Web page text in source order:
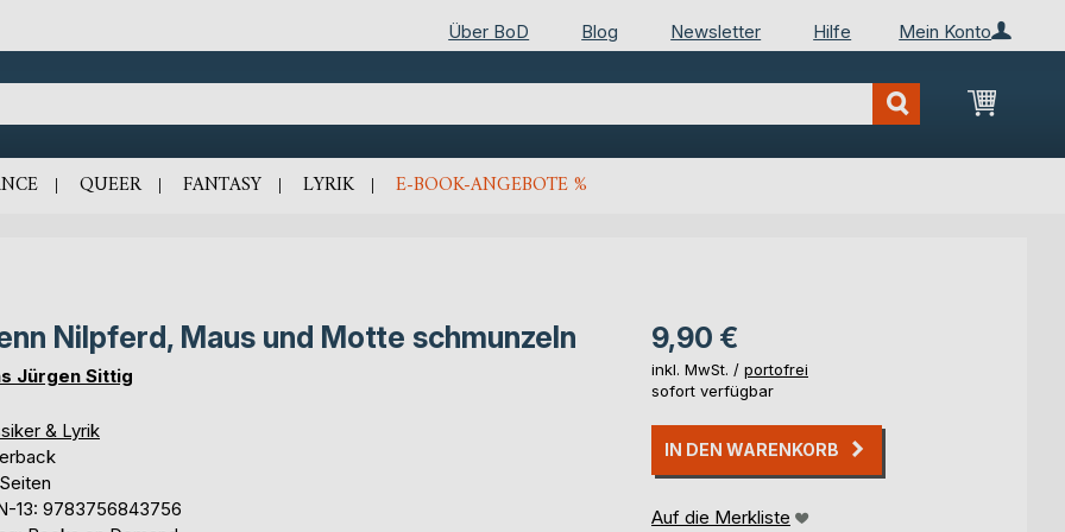
Mein Konto
Über BoD Blog Newsletter Hilfe
Mein
QUEER FANTASY LYRIK E-BOOK-ANGEBOTE %
Nilpferd, Maus und Motte schmunzeln
Jürgen Sittig
& Lyrik
13: 9783756843756
9,90 €
inkl. MwSt. / portofrei
sofort verfügbar
IN DEN WARENKORB
Auf die Merkliste